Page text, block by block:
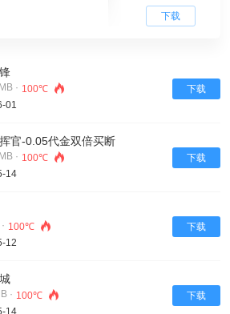
下载
· 100℃
01
下载
官-0.05代金双倍买断
· 100℃
14
下载
100℃
12
下载
· 100℃
14
下载